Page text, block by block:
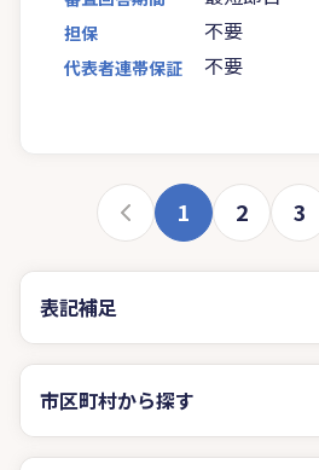
担保 不要
代表者連帯保証 不要
1 2 3
表記補足
市区町村から探す